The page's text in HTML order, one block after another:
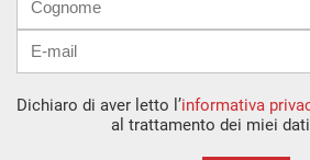
Dichiaro di aver letto l’informativa
al trattamento dei miei